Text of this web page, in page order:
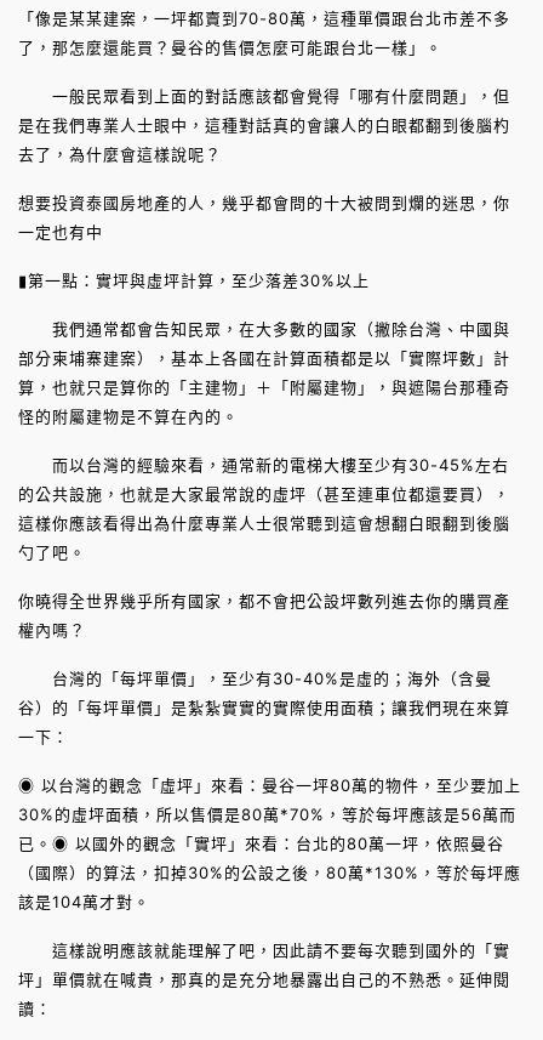
「像是某某建案，一坪都賣到70-80萬，這種單價跟台北市差不多
了，那怎麼還能買？曼谷的售價怎麼可能跟台北一樣」。
一般民眾看到上面的對話應該都會覺得「哪有什麼問題」，但
是在我們專業人士眼中，這種對話真的會讓人的白眼都翻到後腦杓
去了，為什麼會這樣說呢？
想要投資泰國房地產的人，幾乎都會問的十大被問到爛的迷思，你
一定也有中
▮第一點：實坪與虛坪計算，至少落差30%以上
我們通常都會告知民眾，在大多數的國家（撇除台灣、中國與
部分柬埔寨建案），基本上各國在計算面積都是以「實際坪數」計
算，也就只是算你的「主建物」＋「附屬建物」，與遮陽台那種奇
怪的附屬建物是不算在內的。
而以台灣的經驗來看，通常新的電梯大樓至少有30-45%左右
的公共設施，也就是大家最常說的虛坪（甚至連車位都還要買），
這樣你應該看得出為什麼專業人士很常聽到這會想翻白眼翻到後腦
勺了吧。
你曉得全世界幾乎所有國家，都不會把公設坪數列進去你的購買產
權內嗎？
台灣的「每坪單價」，至少有30-40%是虛的；海外（含曼
谷）的「每坪單價」是紮紮實實的實際使用面積；讓我們現在來算
一下：
◉ 以台灣的觀念「虛坪」來看：曼谷一坪80萬的物件，至少要加上
30%的虛坪面積，所以售價是80萬*70%，等於每坪應該是56萬而
已。◉ 以國外的觀念「實坪」來看：台北的80萬一坪，依照曼谷
（國際）的算法，扣掉30%的公設之後，80萬*130%，等於每坪應
該是104萬才對。
這樣說明應該就能理解了吧，因此請不要每次聽到國外的「實
坪」單價就在喊貴，那真的是充分地暴露出自己的不熟悉。延伸閱
讀：